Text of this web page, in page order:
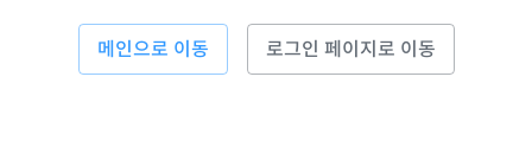
메인으로 이동 로그인 페이지로 이동